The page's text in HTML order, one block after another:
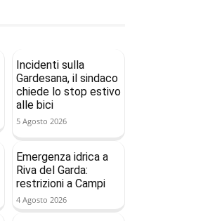
Incidenti sulla
Gardesana, il sindaco
chiede lo stop estivo
alle bici
5 Agosto 2026
Emergenza idrica a
Riva del Garda:
restrizioni a Campi
4 Agosto 2026